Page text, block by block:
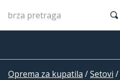
Oprema za kupatila /Setovi /